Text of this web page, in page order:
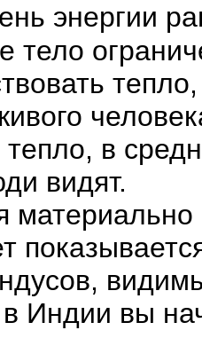
энергии
тело
тепло, в
видят.
Индии вы